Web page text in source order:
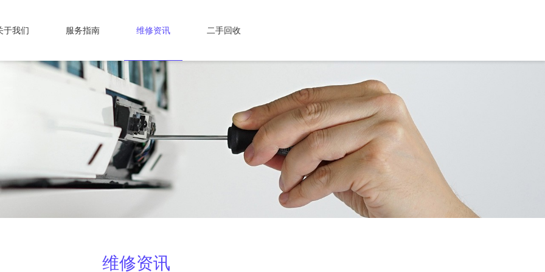
于我们 服务指南 维修资讯 二手回收
维修资讯